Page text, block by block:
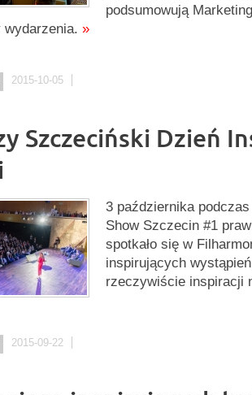
podsumowują
»
2015-10-05
Szczeciński Dzień
3 października
Show Szczecin #1
spotkało się w
inspirujących
rzeczywiście inspiracji
2015-09-22